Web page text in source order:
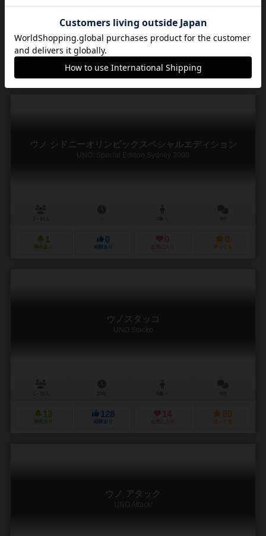
カードゲームの定番ともいえるウノですが、「ウノ：H2O」と標準版
ウノの違いは下記の2点です。 1. 売り文句の通り、プラスチック製で
背景色が透明の防水カードとなっています。...
109
経験あり
13
お気に入り
ウノ シドニーオリンピックスペシャルエディション
UNO: Special Edition Sydney 2000
1
興味あり
0
経験あり
0
お気に入り
0
持ってる
ウノスタッコ
UNO Stacko
13
興味あり
128
経験あり
14
お気に入り
89
持ってる
ウノ アタック
UNO Attack!